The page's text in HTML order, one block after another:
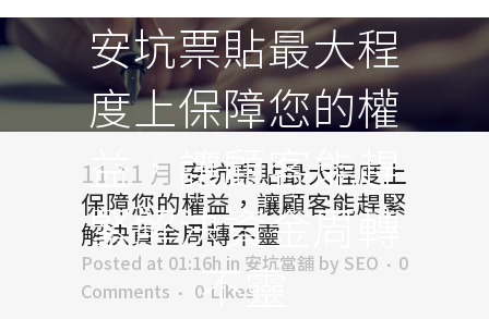
安坑票貼最大程
度上保障您的權
益，讓顧客能趕
緊解決資金周轉
不靈
11 11 月 安坑票貼最大程度上
保障您的權益，讓顧客能趕緊
解決資金周轉不靈
Posted at 01:16h in 安坑當舖 by SEO
0
Comments
0 Likes